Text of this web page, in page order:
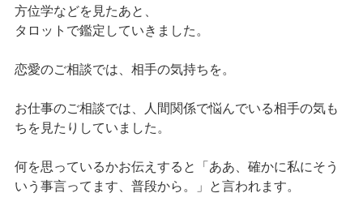
方位学などを見たあと、
タロットで鑑定していきました。
恋愛のご相談では、相手の気持ちを。
お仕事のご相談では、人間関係で悩んでいる相手の気も
ちを見たりしていました。
何を思っているかお伝えすると「ああ、確かに私にそう
いう事言ってます、普段から。」と言われます。